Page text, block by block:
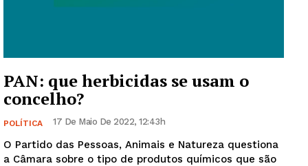
PAN: que herbicidas se usam o
concelho?
POLÍTICA 17 De Maio De 2022, 12:43h
O Partido das Pessoas, Animais e Natureza questiona
a Câmara sobre o tipo de produtos químicos que são